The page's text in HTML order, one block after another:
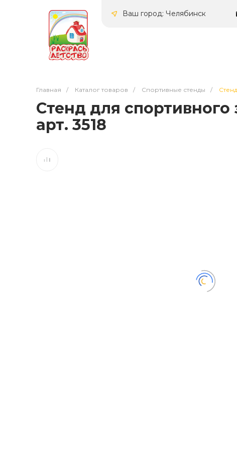
Ваш город: Челябинск
Главная / Каталог товаров / Спортивные стенды /
Стенд для
арт. 3518